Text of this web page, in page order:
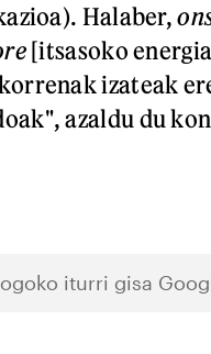
Halaber,
[itsasoko
izateak
azaldu du
iturri gisa